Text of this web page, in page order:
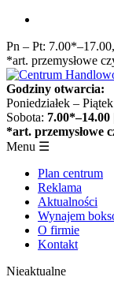
treści
Pn – Pt:
*art. przemysłowe
Godziny otwarcia:
Poniedziałek –
Sobota: 7.00*–14.00
*art. przemysłowe
Menu ☰
Plan centrum
Reklama
Aktualności
Wynajem
O firmie
Kontakt
Nieaktualne